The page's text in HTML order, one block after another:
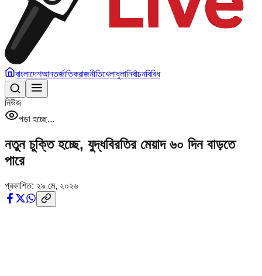
বাংলাদেশআন্তর্জাতিকরাজনীতিখেলাধুলানির্বাচনবিবিধ
নিউজ
পড়া হচ্ছে...
নতুন চুক্তি হচ্ছে, যুদ্ধবিরতির মেয়াদ ৬০ দিন বাড়তে
পারে
প্রকাশিত: ২৯ মে, ২০২৬